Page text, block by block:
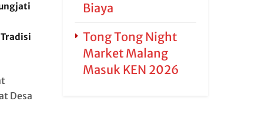
Desa
Biaya
Tong Tong Night
Market Malang
Masuk KEN 2026